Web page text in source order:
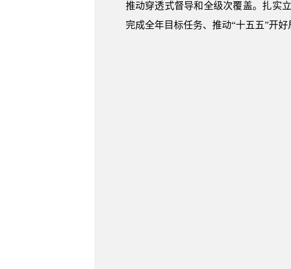
推动穿透式督导和全级次覆盖。扎实
完成全年目标任务、推动“十五五”开